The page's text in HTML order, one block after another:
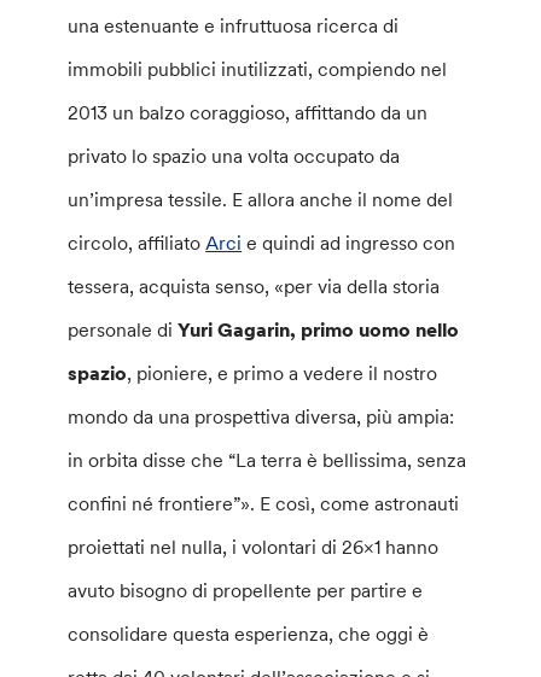
una estenuante e infruttuosa ricerca di
immobili pubblici inutilizzati, compiendo nel
2013 un balzo coraggioso, affittando da un
privato lo spazio una volta occupato da
un’impresa tessile. E allora anche il nome del
circolo, affiliatoArci e quindi ad ingresso con
tessera, acquista senso, «per via della storia
personale diYuri Gagarin, primo uomo nello
spazio, pioniere, e primo a vedere il nostro
mondo da una prospettiva diversa, più ampia:
in orbita disse che “La terra è bellissima, senza
confini né frontiere”». E così, come astronauti
proiettati nel nulla, i volontari di 26×1 hanno
avuto bisogno di propellente per partire e
consolidare questa esperienza, che oggi è